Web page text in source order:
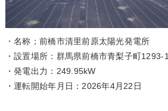
・名称；前橋市清里前原太陽光発電所
・設置場所：群馬県前橋市青梨子町1293-1
・発電出力：249.95kW
・運転開始年月日：2026年4月22日